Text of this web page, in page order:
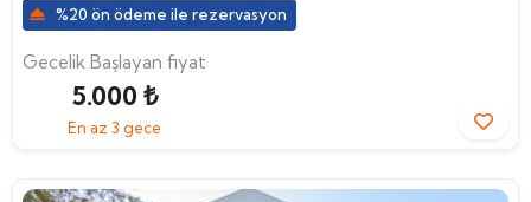
%20 ön ödeme ile rezervasyon
Gecelik Başlayan fiyat
5.000 ₺
En az 3 gece